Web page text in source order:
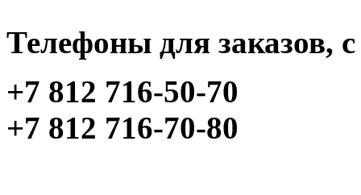
Телефоны для заказов,
+7 812 716-50-70
+7 812 716-70-80